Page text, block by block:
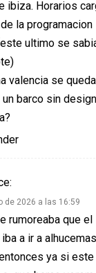
ibiza. Horarios
la programacion
ultimo se
valencia se
un barco sin
de 2026 a las 16:59
rumoreaba que el
a ir a
ya si este